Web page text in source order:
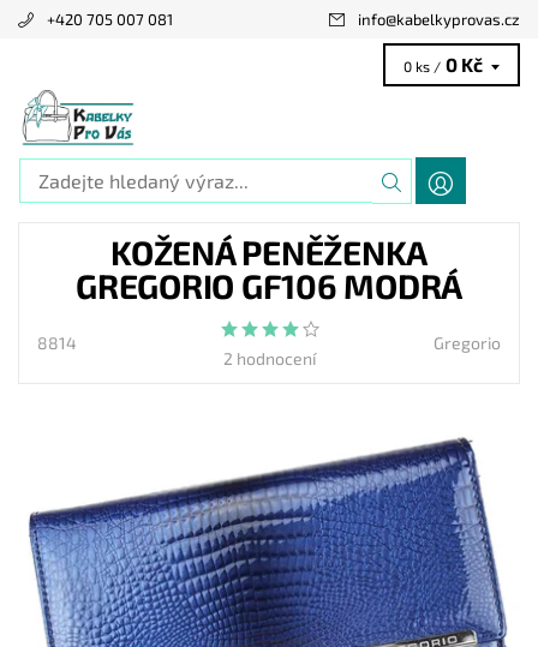
+420 705 007 081 info@kabelkyprovas.cz
0 ks / 0 Kč
KOŽENÁ PENĚŽENKA
GREGORIO GF106 MODRÁ
8814
2 hodnocení
Gregorio